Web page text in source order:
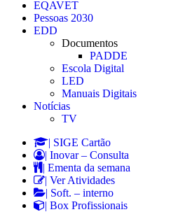
EQAVET
Pessoas 2030
EDD
Documentos
PADDE
Escola Digital
LED
Manuais Digitais
Notícias
TV
| SIGE Cartão
| Inovar – Consulta
| Ementa da semana
| Ver Atividades
| Soft. – interno
| Box Profissionais